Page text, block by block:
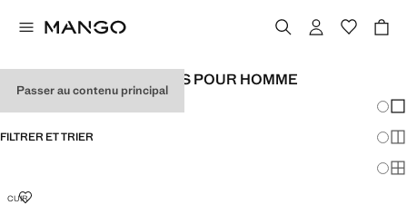
Passer au contenu principal
CHAUSSURES HABILLÉES POUR HOMME
FILTRER ET TRIER
CUIR CHAUSSURES LACÉES CUIR